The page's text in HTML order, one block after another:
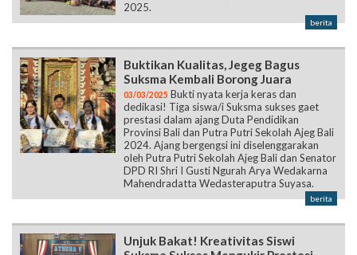
Buktikan Kualitas, Jegeg Bagus
Suksma Kembali Borong Juara
dedikasi! Tiga siswa/i Suksma sukses gaet
prestasi dalam ajang Duta Pendidikan
Provinsi Bali dan Putra Putri Sekolah Ajeg Bali
2024. Ajang bergengsi ini diselenggarakan
oleh Putra Putri Sekolah Ajeg Bali dan Senator
DPD RI Shri I Gusti Ngurah Arya Wedakarna
Mahendradatta Wedasteraputra Suyasa.
berita
Unjuk Bakat! Kreativitas Siswi
Suksma Sukses Mengukir Prestasi
karya seni poster! Suksma berhasil
mengangkat piala kemenangan pada ajang